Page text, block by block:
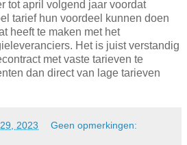
tot april volgend jaar voordat
tarief hun voordeel kunnen doen
heeft te maken met het
Het is juist verstandig
met vaste tarieven te
dan direct van lage tarieven
2023 Geen opmerkingen: